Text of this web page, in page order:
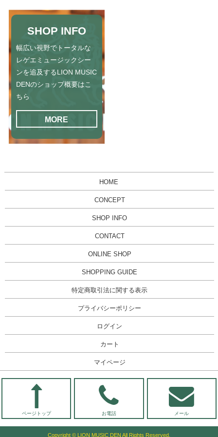
SHOP INFO
幅広い視野でトータルな
レゲエミュージックシー
ンを追及するLION MUSIC
DENのショップ概要はこ
ちら
MORE
HOME
CONCEPT
SHOP INFO
CONTACT
ONLINE SHOP
SHOPPING GUIDE
特定商取引法に関する表示
プライバシーポリシー
ログイン
カート
マイページ
ページトップ お電話 メール
Copyright © LION MUSIC DEN All Rights Reserved.